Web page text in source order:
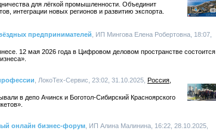
для лёгкой промышленности. Объединит
интеграции новых регионов и развитию экспорта.
предпринимателей , ИП Мингова Елена Робертовна, 18:07,
12 мая 2026 года в Цифровом деловом пространстве состоится
, ЛокоТех-Сервис, 23:02, 31.10.2025, Россия
в депо Ачинск и Боготол-Сибирский Красноярского
онлайн бизнес-форум , ИП Алина Малинина, 16:22, 28.10.2025,